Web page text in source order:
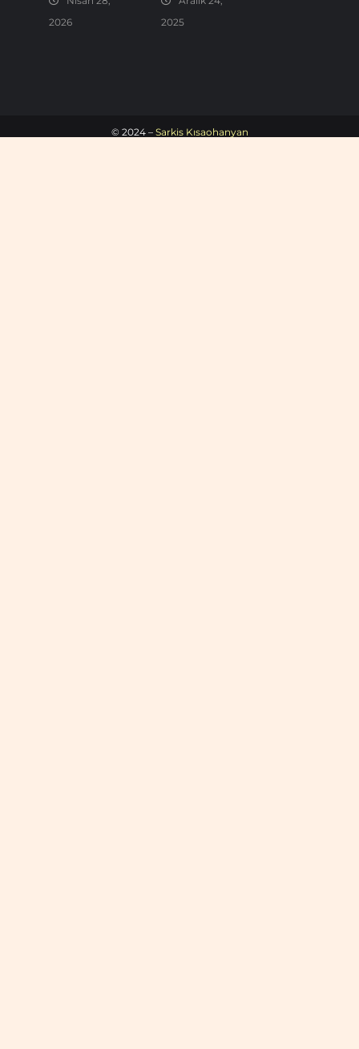
2026
2025
© 2024 – Sarkis Kısaohanyan